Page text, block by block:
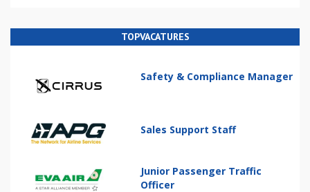
TOPVACATURES
Safety & Compliance Manager
Sales Support Staff
Junior Passenger Traffic
Officer